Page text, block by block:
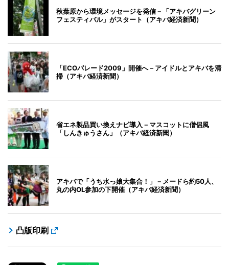
秋葉原から環境メッセージを発信－「アキバグリーン
フェスティバル」がスタート（アキバ経済新聞）
「ECOパレード2009」開催へ－アイドルとアキバを清
掃（アキバ経済新聞）
省エネ製品買い換えナビ導入－マスコットに僧侶風
「しんきゅうさん」（アキバ経済新聞）
アキバで「うち水っ娘大集合！」－メードら約50人、
丸の内OL参加の下開催（アキバ経済新聞）
凸版印刷